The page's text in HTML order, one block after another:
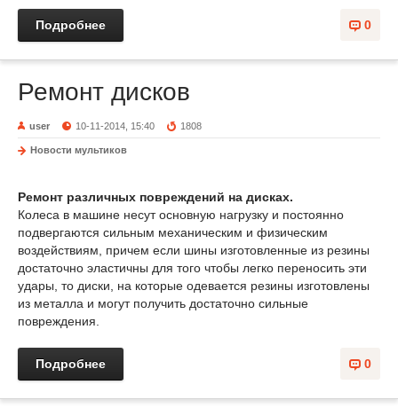
0
Подробнее
Ремонт дисков
user 10-11-2014, 15:40 1808
Новости мультиков
Ремонт различных повреждений на дисках.
Колеса в машине несут основную нагрузку и постоянно
подвергаются сильным механическим и физическим
воздействиям, причем если шины изготовленные из резины
достаточно эластичны для того чтобы легко переносить эти
удары, то диски, на которые одевается резины изготовлены
из металла и могут получить достаточно сильные
повреждения.
0
Подробнее